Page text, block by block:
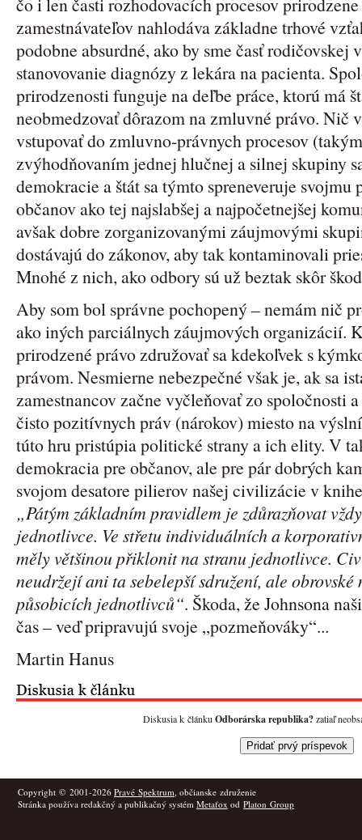
zamestnávateľov nahlodáva základne trhové
podobne absurdné, ako by sme časť rodičovskej
stanovovanie diagnózy z lekára na pacienta.
prirodzenosti funguje na deľbe práce, ktorú má
neobmedzovať dôrazom na zmluvné právo. Nič
vstupovať do zmluvno-právnych procesov
zvýhodňovaním jednej hlučnej a silnej skupiny
demokracie a štát sa týmto spreneveruje svojmu
občanov ako tej najslabšej a najpočetnejšej
avšak dobre zorganizovanými záujmovými
dostávajú do zákonov, aby tak kontaminovali
Mnohé z nich, ako odbory sú už beztak skôr
Aby som bol správne pochopený – nemám nič
ako iných parciálnych záujmových organizácií.
prirodzené právo združovať sa kdekoľvek s
právom. Nesmierne nebezpečné však je, ak sa
zamestnancov začne vyčleňovať zo spoločnosti
čisto pozitívnych práv (nárokov) miesto na
túto hru pristúpia politické strany a ich elity. V
demokracia pre občanov, ale pre pár dobrých
svojom desatore pilierov našej civilizácie v
„Pátým základním pravidlem je zdůrazňovat
jednotlivce. Ve střetu individuálních a
měly většinou přiklonit na stranu jednotlivce.
neudržejí ani ta sebelepší sdružení, ale obrovské
působicích jednotlivců“. Škoda, že Johnsona
čas – veď pripravujú svoje „pozmeňováky“...
Martin Hanus
Diskusia k článkuOdborárska republika?zatiaľ
Copyright © 2001-2026 Pravé Spektrum, občianske združenie
Stránka používa redakčný a publikačný systém Metafox od Platon Group